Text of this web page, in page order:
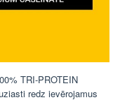
TRI-PROTEIN
redz ievērojamus